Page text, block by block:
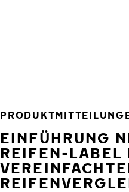
EINFÜHRUNG
REIFEN-LABEL